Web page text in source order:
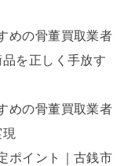
めの骨董買取業者
を正しく手放す
めの骨董買取業者
現
ポイント｜古銭市